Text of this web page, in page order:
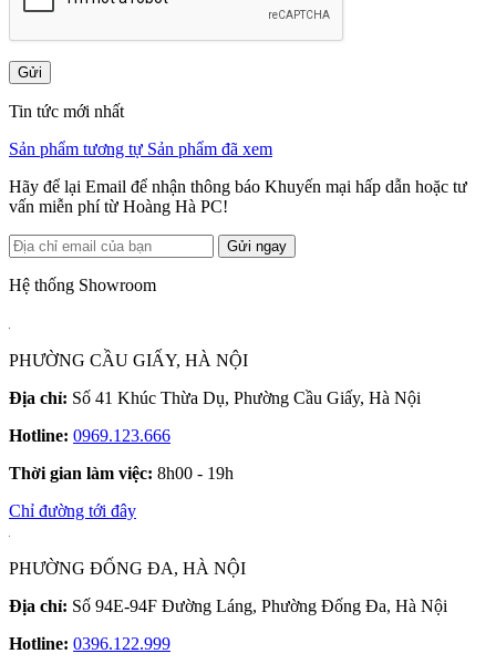
Gửi
Tin tức mới nhất
Sản phẩm tương tự Sản phẩm đã xem
Hãy để lại Email để nhận thông báo Khuyến mại hấp dẫn hoặc tư
vấn miễn phí từ Hoàng Hà PC!
Gửi ngay
Hệ thống Showroom
PHƯỜNG CẦU GIẤY, HÀ NỘI
Địa chỉ: Số 41 Khúc Thừa Dụ, Phường Cầu Giấy, Hà Nội
Hotline: 0969.123.666
Thời gian làm việc: 8h00 - 19h
Chỉ đường tới đây
PHƯỜNG ĐỐNG ĐA, HÀ NỘI
Địa chỉ: Số 94E-94F Đường Láng, Phường Đống Đa, Hà Nội
Hotline: 0396.122.999